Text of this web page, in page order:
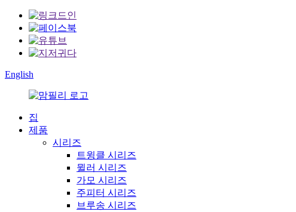
English
집
제품
시리즈
트윙클 시리즈
뮐러 시리즈
가모 시리즈
주피터 시리즈
브루송 시리즈